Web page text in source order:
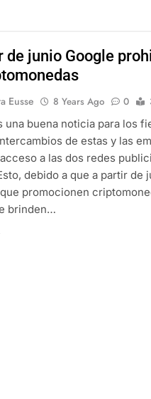
de junio Google
Eusse 8 Years Ago 0
una buena noticia para los
de estas y las
a las dos redes
debido a que a partir de
promocionen
brinden…